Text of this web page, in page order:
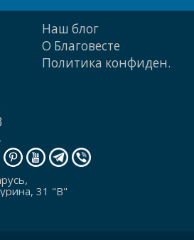
Наш блог
О Благовесте
Политика конфиден.
31 "В"